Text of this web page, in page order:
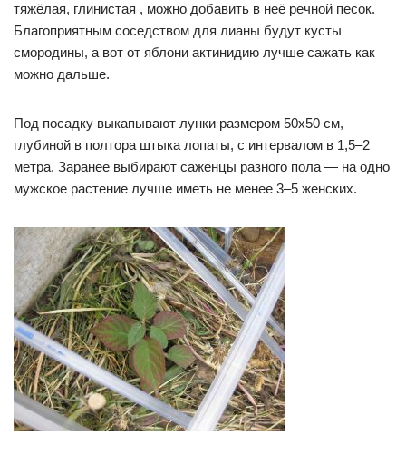
тяжёлая, глинистая , можно добавить в неё речной песок.
Благоприятным соседством для лианы будут кусты
смородины, а вот от яблони актинидию лучше сажать как
можно дальше.
Под посадку выкапывают лунки размером 50х50 см,
глубиной в полтора штыка лопаты, с интервалом в 1,5–2
метра. Заранее выбирают саженцы разного пола — на одно
мужское растение лучше иметь не менее 3–5 женских.